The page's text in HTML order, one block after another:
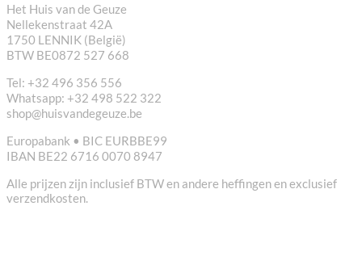
Het Huis van de Geuze
Nellekenstraat 42A
1750 LENNIK (België)
BTW BE0872 527 668
Tel: +32 496 356 556
Whatsapp: +32 498 522 322
shop@huisvandegeuze.be
Europabank • BIC EURBBE99
IBAN BE22 6716 0070 8947
Alle prijzen zijn inclusief BTW en andere heffingen en exclusief
verzendkosten.